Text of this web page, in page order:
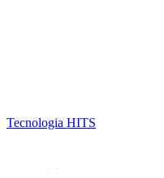
Tecnologia HITS